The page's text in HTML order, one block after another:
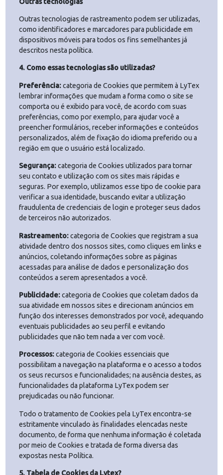
informações sobre como os usuários de um site se
comportam nele.
Armazenamento Local
O armazenamento local permite que um site ou aplicativo
armazene informações localmente em seus dispositivos e
sites, por exemplo, habilitando recursos, lembrando as
suas preferências e otimizando o site.
Outras tecnologias
Outras tecnologias de rastreamento podem ser utilizadas,
como identificadores e marcadores para publicidade em
dispositivos móveis para todos os fins semelhantes já
descritos nesta política.
4.Como essas tecnologias são utilizadas?
Preferência:categoria de Cookies que permitem à LyTex
comporta ou é exibido para você, de acordo com suas
preferências, como por exemplo, para ajudar você a
preencher formulários, receber informações e conteúdos
personalizados, além de fixação do idioma preferido ou a
Segurança:categoria de Cookies utilizados para tornar
seu contato e utilização com os sites mais rápidas e
seguras. Por exemplo, utilizamos esse tipo de cookie para
verificar a sua identidade, buscando evitar a utilização
fraudulenta de credenciais de login e proteger seus dados
de terceiros não autorizados.
Rastreamento:categoria de Cookies que registram a sua
atividade dentro dos nossos sites, como cliques em links
acessadas para análise de dados e personalização dos
conteúdos a serem apresentados a você.
Publicidade:categoria de Cookies que coletam dados da
sua atividade em nossos sites e direcionam anúncios em
função dos interesses demonstrados por você,